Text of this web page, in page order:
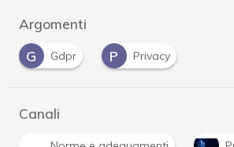
Argomenti
G
Gdpr P Privacy
Canali